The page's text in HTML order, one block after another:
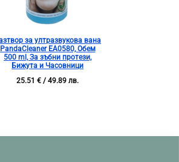
за ултразвукова вана
PandaCleaner EA0580, Обем
500 ml, За зъбни протези,
Бижута и Часовници
25.51€ / 49.89 лв.